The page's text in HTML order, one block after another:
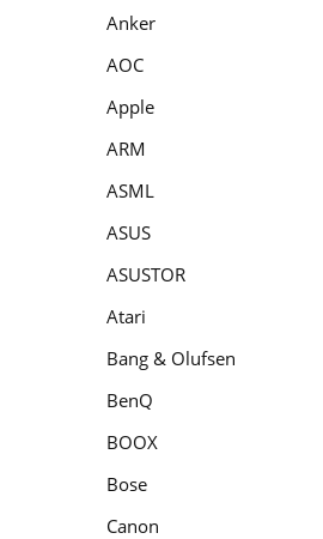
Anker
AOC
Apple
ARM
ASML
ASUS
ASUSTOR
Atari
Bang & Olufsen
BenQ
BOOX
Bose
Canon